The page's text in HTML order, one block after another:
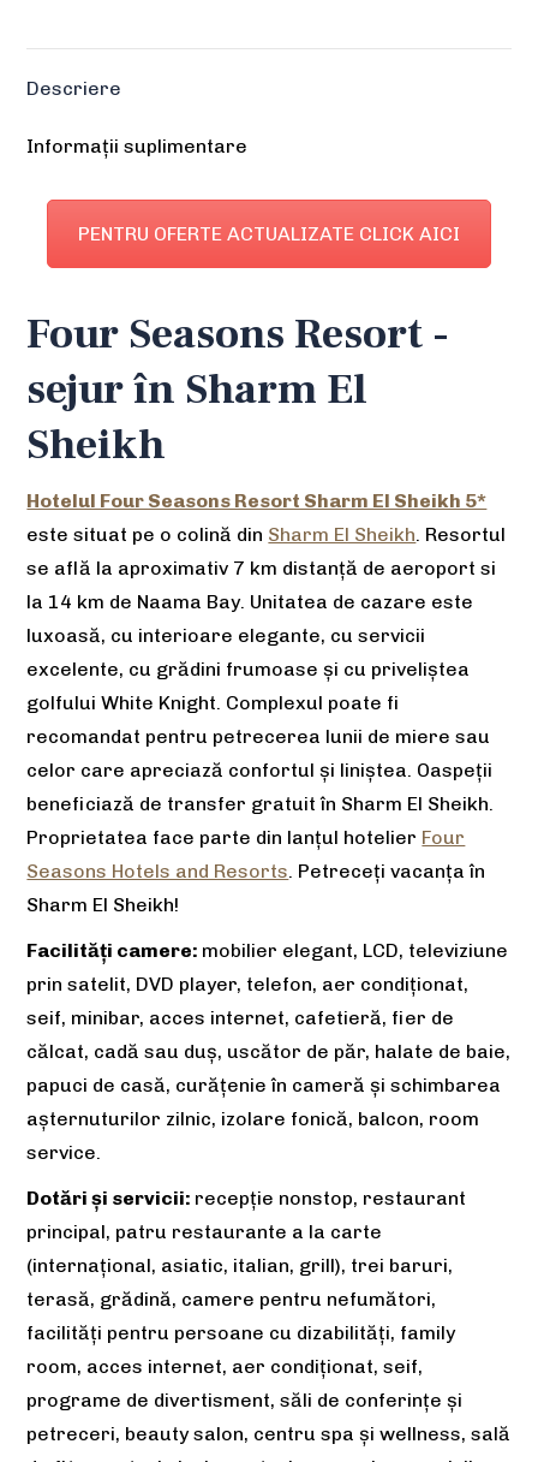
Descriere
Informații suplimentare
PENTRU OFERTE ACTUALIZATE CLICK AICI
Four Seasons Resort -
sejur în Sharm El
Sheikh
Hotelul Four Seasons Resort Sharm El Sheikh 5*
este situat pe o colină din Sharm El Sheikh. Resortul
se află la aproximativ 7 km distanță de aeroport si
la 14 km de Naama Bay. Unitatea de cazare este
luxoasă, cu interioare elegante, cu servicii
excelente, cu grădini frumoase și cu priveliștea
golfului White Knight. Complexul poate fi
recomandat pentru petrecerea lunii de miere sau
celor care apreciază confortul și liniștea. Oaspeții
beneficiază de transfer gratuit în Sharm El Sheikh.
Proprietatea face parte din lanțul hotelier Four
Seasons Hotels and Resorts. Petreceți vacanța în
Sharm El Sheikh!
Facilități camere: mobilier elegant, LCD, televiziune
prin satelit, DVD player, telefon, aer condiționat,
seif, minibar, acces internet, cafetieră, fier de
călcat, cadă sau duș, uscător de păr, halate de baie,
papuci de casă, curățenie în cameră și schimbarea
așternuturilor zilnic, izolare fonică, balcon, room
service.
Dotări și servicii: recepţie nonstop, restaurant
principal, patru restaurante a la carte
(internațional, asiatic, italian, grill), trei baruri,
terasă, grădină, camere pentru nefumători,
facilităţi pentru persoane cu dizabilități, family
room, acces internet, aer condiționat, seif,
programe de divertisment, săli de conferințe și
petreceri, beauty salon, centru spa și wellness, sală